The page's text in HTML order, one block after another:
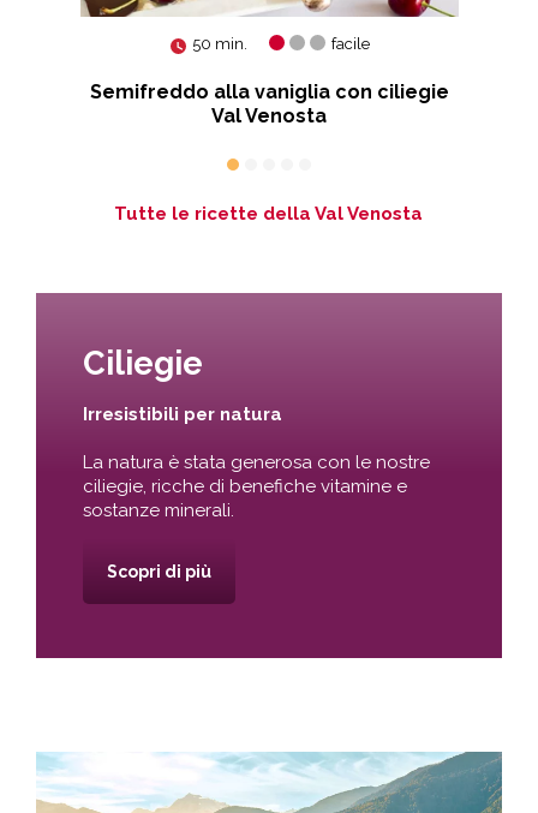
50 min. facile
Semifreddo alla vaniglia con ciliegie
Val Venosta
Tutte le ricette della Val Venosta
Ciliegie
Irresistibili per natura
La natura è stata generosa con le nostre
ciliegie, ricche di benefiche vitamine e
sostanze minerali.
Scopri di più